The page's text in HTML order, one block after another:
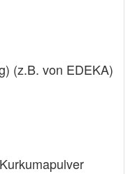
(z.B. von EDEKA)